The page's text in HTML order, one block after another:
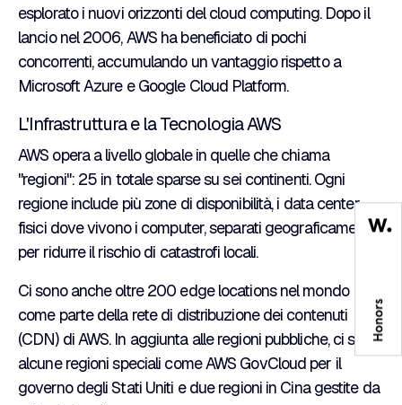
esplorato i nuovi orizzonti del cloud computing. Dopo il
lancio nel 2006, AWS ha beneficiato di pochi
concorrenti, accumulando un vantaggio rispetto a
Microsoft Azure e Google Cloud Platform.
L'Infrastruttura e la Tecnologia AWS
AWS opera a livello globale in quelle che chiama
"regioni": 25 in totale sparse su sei continenti. Ogni
regione include più zone di disponibilità, i data center
fisici dove vivono i computer, separati geograficamente
per ridurre il rischio di catastrofi locali.
Ci sono anche oltre 200 edge locations nel mondo
come parte della rete di distribuzione dei contenuti
(CDN) di AWS. In aggiunta alle regioni pubbliche, ci sono
alcune regioni speciali come AWS GovCloud per il
governo degli Stati Uniti e due regioni in Cina gestite da